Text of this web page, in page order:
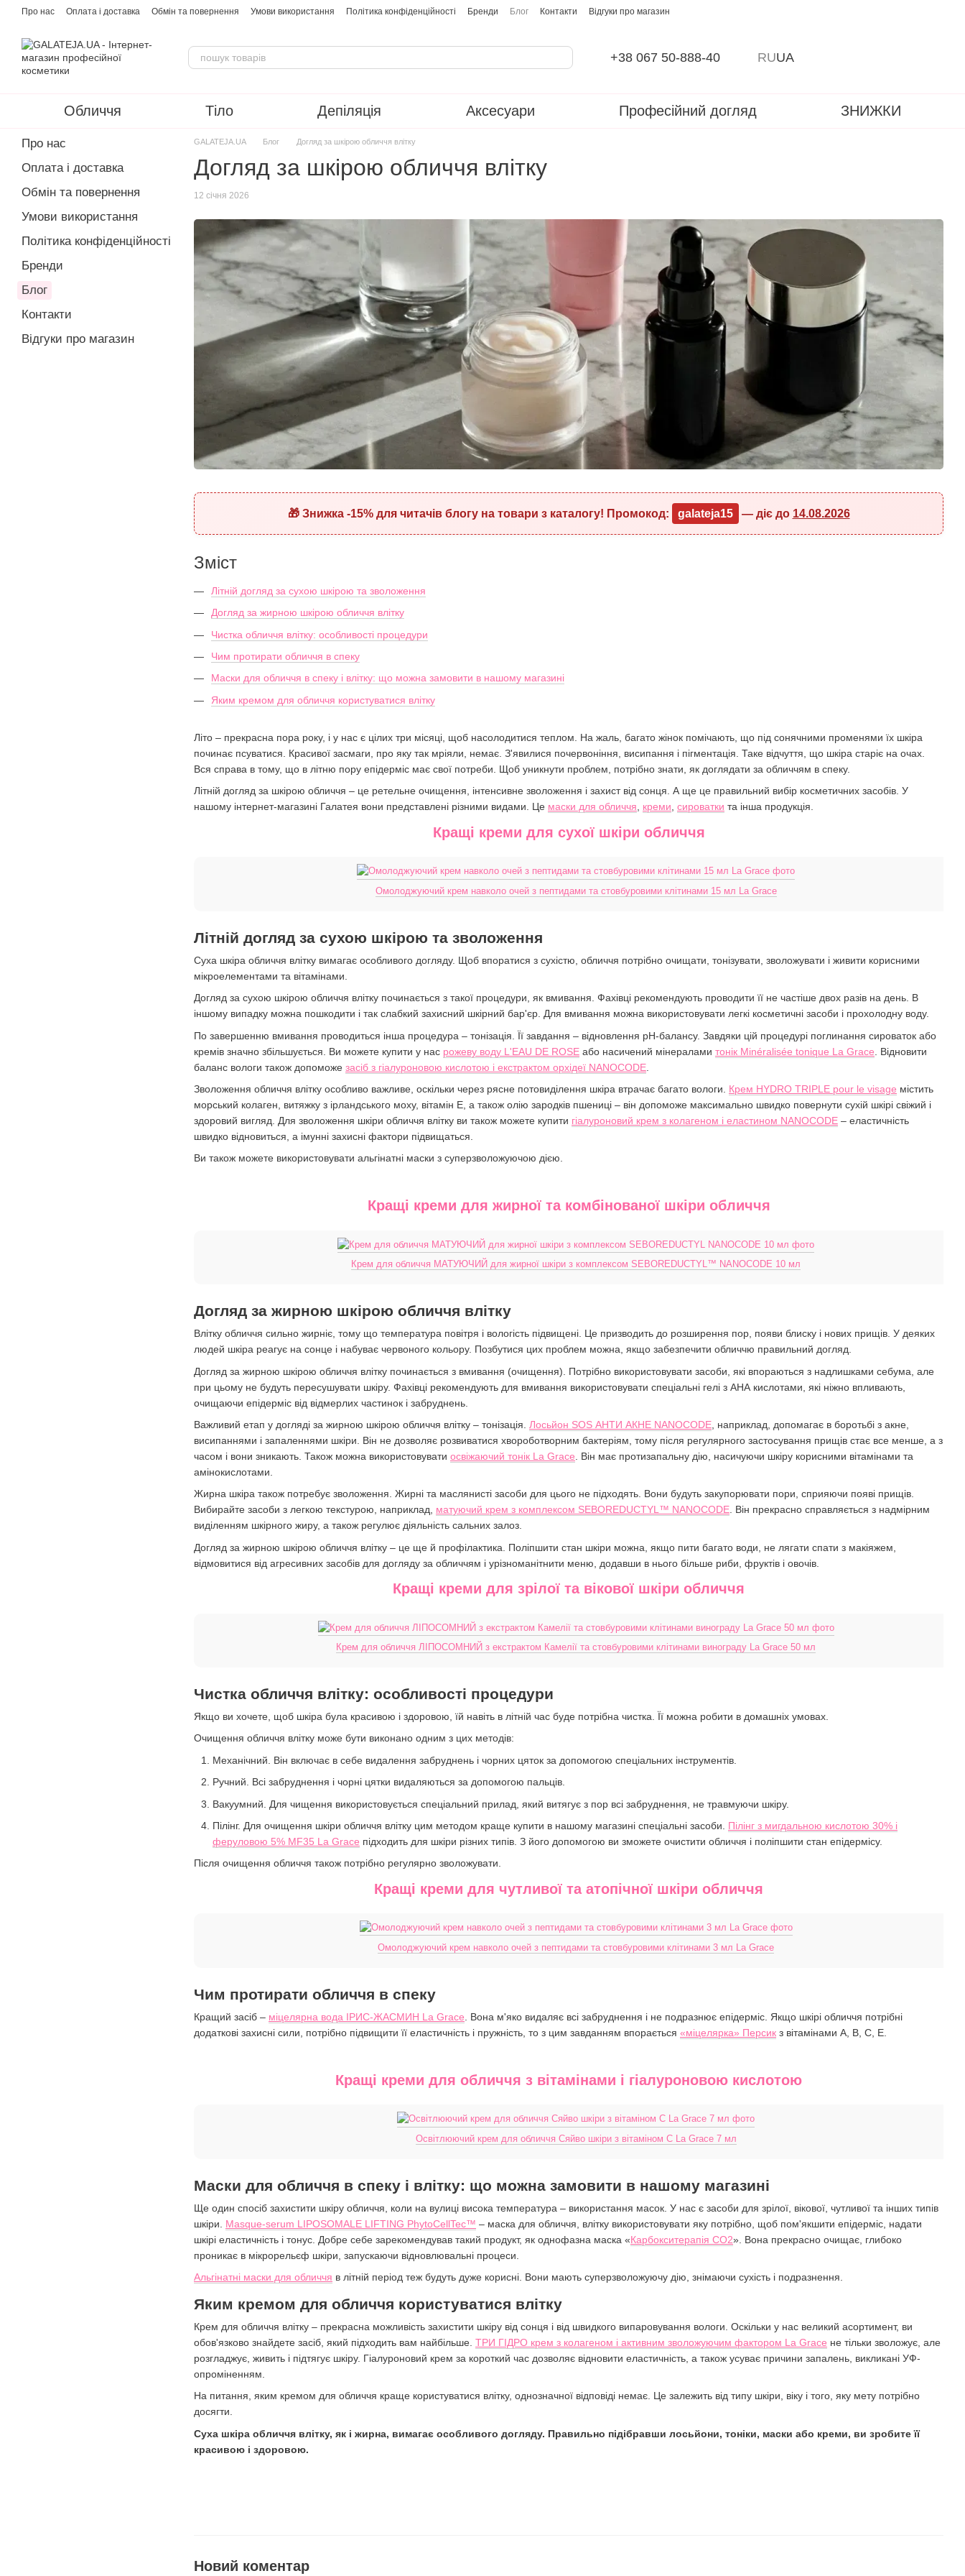
Перейти до основного контенту
Про нас Оплата і доставка Обмін та повернення Умови використання Політика конфіденційності Бренди Блог Контакти Відгуки про магазин
+38 067 50-888-40 RUUA
Обличчя Тіло Депіляція Аксесуари Професійний догляд ЗНИЖКИ
GALATEJA.UA Блог Догляд за шкірою обличчя влітку
Догляд за шкірою обличчя влітку
12 січня 2026
🎁 Знижка -15%для читачів блогу на товари з каталогу! Промокод: galateja15 — діє до 14.08.2026
Зміст
Літній догляд за сухою шкірою та зволоження
Догляд за жирною шкірою обличчя влітку
Чистка обличчя влітку: особливості процедури
Чим протирати обличчя в спеку
Маски для обличчя в спеку і влітку: що можна замовити в нашому магазині
Яким кремом для обличчя користуватися влітку
Літо – прекрасна пора року, і у нас є цілих три місяці, щоб насолодитися теплом. На жаль, багато жінок помічають, що під сонячними променями їх шкіра
починає псуватися. Красивої засмаги, про яку так мріяли, немає. З'явилися почервоніння, висипання і пігментація. Таке відчуття, що шкіра старіє на очах.
Вся справа в тому, що в літню пору епідерміс має свої потреби. Щоб уникнути проблем, потрібно знати, як доглядати за обличчям в спеку.
Літній догляд за шкірою обличчя – це ретельне очищення, інтенсивне зволоження і захист від сонця. А ще це правильний вибір косметичних засобів. У
нашому інтернет-магазині Галатея вони представлені різними видами. Це маски для обличчя, креми, сироватки та інша продукція.
Кращі креми для сухої шкіри обличчя
Омолоджуючий крем навколо очей з пептидами та стовбуровими клітинами 15 мл La Grace
Літній догляд за сухою шкірою та зволоження
Суха шкіра обличчя влітку вимагає особливого догляду. Щоб впоратися з сухістю, обличчя потрібно очищати, тонізувати, зволожувати і живити корисними
мікроелементами та вітамінами.
Догляд за сухою шкірою обличчя влітку починається з такої процедури, як вмивання. Фахівці рекомендують проводити її не частіше двох разів на день. В
іншому випадку можна пошкодити і так слабкий захисний шкірний бар'єр. Для вмивання можна використовувати легкі косметичні засоби і прохолодну воду.
По завершенню вмивання проводиться інша процедура – тонізація. Її завдання – відновлення pH-балансу. Завдяки цій процедурі поглинання сироваток або
кремів значно збільшується. Ви можете купити у нас рожеву воду L'EAU DE ROSE або насичений мінералами тонік Minéralisée tonique La Grace . Відновити
баланс вологи також допоможе засіб з гіалуроновою кислотою і екстрактом орхідеї NANOCODE
Зволоження обличчя влітку особливо важливе, оскільки через рясне потовиділення шкіра втрачає багато вологи. Крем HYDRO TRIPLE pour le visage містить
морський колаген, витяжку з ірландського моху, вітамін Е, а також олію зародків пшениці – він допоможе максимально швидко повернути сухій шкірі свіжий і
здоровий вигляд. Для зволоження шкіри обличчя влітку ви також можете купити гіалуроновий крем з колагеном і еластином NANOCODE – еластичність
швидко відновиться, а імунні захисні фактори підвищаться.
Ви також можете використовувати альгінатні маски з суперзволожуючою дією.
Кращі креми для жирної та комбінованої шкіри обличчя
Крем для обличчя МАТУЮЧИЙ для жирної шкіри з комплексом SEBOREDUCTYL™ NANOCODE 10 мл
Догляд за жирною шкірою обличчя влітку
Влітку обличчя сильно жирніє, тому що температура повітря і вологість підвищені. Це призводить до розширення пор, появи блиску і нових прищів. У деяких
людей шкіра реагує на сонце і набуває червоного кольору. Позбутися цих проблем можна, якщо забезпечити обличчю правильний догляд.
Догляд за жирною шкірою обличчя влітку починається з вмивання (очищення). Потрібно використовувати засоби, які впораються з надлишками себума, але
при цьому не будуть пересушувати шкіру. Фахівці рекомендують для вмивання використовувати спеціальні гелі з АНА кислотами, які ніжно впливають,
очищаючи епідерміс від відмерлих частинок і забруднень.
Важливий етап у догляді за жирною шкірою обличчя влітку – тонізація. Лосьйон SOS АНТИ АКНЕ NANOCODE , наприклад, допомагає в боротьбі з акне,
висипаннями і запаленнями шкіри. Він не дозволяє розвиватися хвороботворним бактеріям, тому після регулярного застосування прищів стає все менше, а з
часом і вони зникають. Також можна використовувати освіжаючий тонік La Grace . Він має протизапальну дію, насичуючи шкіру корисними вітамінами та
амінокислотами.
Жирна шкіра також потребує зволоження. Жирні та маслянисті засоби для цього не підходять. Вони будуть закупорювати пори, сприяючи появі прищів.
Вибирайте засоби з легкою текстурою, наприклад, матуючий крем з комплексом SEBOREDUCTYL™ NANOCODE. Він прекрасно справляється з надмірним
виділенням шкірного жиру, а також регулює діяльність сальних залоз.
Догляд за жирною шкірою обличчя влітку – це ще й профілактика. Поліпшити стан шкіри можна, якщо пити багато води, не лягати спати з макіяжем,
відмовитися від агресивних засобів для догляду за обличчям і урізноманітнити меню, додавши в нього більше риби, фруктів і овочів.
Кращі креми для зрілої та вікової шкіри обличчя
Крем для обличчя ЛІПОСОМНИЙ з екстрактом Камелії та стовбуровими клітинами винограду La Grace 50 мл
Чистка обличчя влітку: особливості процедури
Якщо ви хочете, щоб шкіра була красивою і здоровою, їй навіть в літній час буде потрібна чистка. Її можна робити в домашніх умовах.
Очищення обличчя влітку може бути виконано одним з цих методів:
Механічний. Він включає в себе видалення забруднень і чорних цяток за допомогою спеціальних інструментів.
Ручний. Всі забруднення і чорні цятки видаляються за допомогою пальців.
Вакуумний. Для чищення використовується спеціальний прилад, який витягує з пор всі забруднення, не травмуючи шкіру.
Пілінг. Для очищення шкіри обличчя влітку цим методом краще купити в нашому магазині спеціальні засоби. Пілінг з мигдальною кислотою 30% і
феруловою 5% MF35 La Grace підходить для шкіри різних типів. З його допомогою ви зможете очистити обличчя і поліпшити стан епідермісу.
Після очищення обличчя також потрібно регулярно зволожувати.
Кращі креми для чутливої та атопічної шкіри обличчя
Омолоджуючий крем навколо очей з пептидами та стовбуровими клітинами 3 мл La Grace
Чим протирати обличчя в спеку
Кращий засіб – міцелярна вода ІРИС-ЖАСМИН La Grace . Вона м'яко видаляє всі забруднення і не подразнює епідерміс. Якщо шкірі обличчя потрібні
додаткові захисні сили, потрібно підвищити її еластичність і пружність, то з цим завданням впорається «міцелярка» Персик з вітамінами А, В, С, Е.
Кращі креми для обличчя з вітамінами і гіалуроновою кислотою
Освітлюючий крем для обличчя Сяйво шкіри з вітаміном С La Grace 7 мл
Маски для обличчя в спеку і влітку: що можна замовити в нашому магазині
Ще один спосіб захистити шкіру обличчя, коли на вулиці висока температура – використання масок. У нас є засоби для зрілої, вікової, чутливої та інших типів
шкіри. Masque-serum LIPOSOMALE LIFTING PhytoCellTec™ – маска для обличчя, влітку використовувати яку потрібно, щоб пом'якшити епідерміс, надати
шкірі еластичність і тонус. Добре себе зарекомендував такий продукт, як однофазна маска «Карбокситерапія СО2». Вона прекрасно очищає, глибоко
проникає в мікрорельєф шкіри, запускаючи відновлювальні процеси.
Альгінатні маски для обличчя в літній період теж будуть дуже корисні. Вони мають суперзволожуючу дію, знімаючи сухість і подразнення.
Яким кремом для обличчя користуватися влітку
Крем для обличчя влітку – прекрасна можливість захистити шкіру від сонця і від швидкого випаровування вологи. Оскільки у нас великий асортимент, ви
обов'язково знайдете засіб, який підходить вам найбільше. ТРИ ГІДРО крем з колагеном і активним зволожуючим фактором La Grace не тільки зволожує, але
розгладжує, живить і підтягує шкіру. Гіалуроновий крем за короткий час дозволяє відновити еластичність, а також усуває причини запалень, викликані УФ-
опроміненням.
На питання, яким кремом для обличчя краще користуватися влітку, однозначної відповіді немає. Це залежить від типу шкіри, віку і того, яку мету потрібно
досягти.
Суха шкіра обличчя влітку, як і жирна, вимагає особливого догляду. Правильно підібравши лосьйони, тоніки, маски або креми, ви зробите її
красивою і здоровою.
Новий коментар
Про нас
Оплата і доставка
Обмін та повернення
Умови використання
Політика конфіденційності
Бренди
Блог
Контакти
Відгуки про магазин